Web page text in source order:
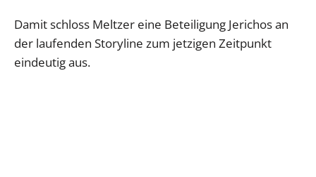
Damit schloss Meltzer eine Beteiligung Jerichos an
der laufenden Storyline zum jetzigen Zeitpunkt
eindeutig aus.